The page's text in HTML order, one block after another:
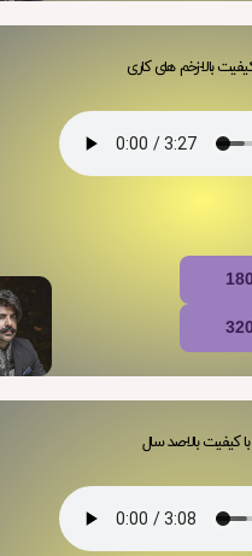
بالا-زخم های کاری
کیفیت بالا-صد سال